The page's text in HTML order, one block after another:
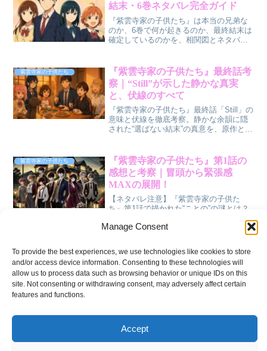
Manage Consent
To provide the best experiences, we use technologies like cookies to store
and/or access device information. Consenting to these technologies will
allow us to process data such as browsing behavior or unique IDs on this
site. Not consenting or withdrawing consent, may adversely affect certain
features and functions.
Accept
結末・6巻ネタバレ完全ガイド
『紫雲寺家の子供たち』は本当の兄弟な
のか、6巻で何が起きるのか、最終結末は
確定しているのかを、相関図とネタバレ
紫雲寺家の子供たち
『紫雲寺家の子供たち』最終話考
察｜“Still”が示した静かな真実
と、伏線のすべて
『紫雲寺家の子供たち』最終話「Still」の
意味と伏線を徹底考察。静かな余韻に隠
された“選ばない結末”の真意を、原作との
に宿る感情を深く掘り下げました。
紫雲寺家の子供たち
『紫雲寺家の子供たち』第1話の
感想と考察｜冒頭から緊張感
MAXの展開！
【ネタバレ注意】『紫雲寺家の子供た
ち』第1話で描かれた“ことの”の謎とは？
兄弟たちの関係と伏線を読み解きます。
紫雲寺家の子供たち
紫雲寺家の子供たち 万里の正体
とは？姉の秘密を徹底解説！
紫雲寺万里は何者？『紫雲寺家の子供た
ち』の美しき長女に隠された秘密と物語
紫雲寺家の子供たち 相関図で読